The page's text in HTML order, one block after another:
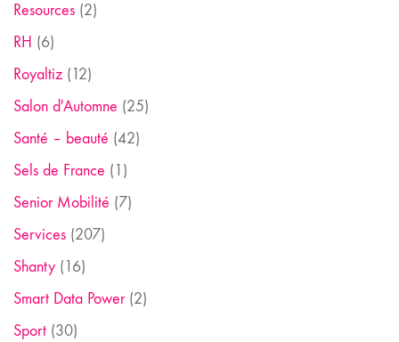
Resources (2)
RH (6)
Royaltiz (12)
Salon d'Automne (25)
Santé – beauté (42)
Sels de France (1)
Senior Mobilité (7)
Services (207)
Shanty (16)
Smart Data Power(2)
Sport (30)